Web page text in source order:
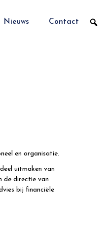
Nieuws Contact
en organisatie.
uitmaken van
de directie van
bij financiële